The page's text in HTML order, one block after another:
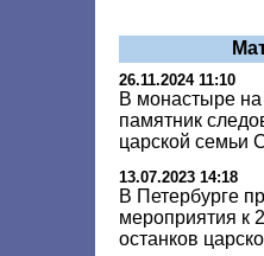
26.11.2024 11:10
В монастыре
памятник
царской семьи
13.07.2023 14:18
В Петербурге
мероприятия к
останков